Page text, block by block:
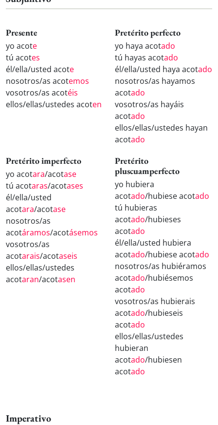
Presente
yo acote
tú acotes
él/ella/usted acote
nosotros/as acotemos
vosotros/as acotéis
ellos/ellas/ustedes acoten
Pretérito perfecto
yo haya acotado
tú hayas acotado
él/ella/usted haya acotado
nosotros/as hayamos
acotado
vosotros/as hayáis
acotado
ellos/ellas/ustedes hayan
acotado
Pretérito imperfecto
yo acotara/acotase
tú acotaras/acotases
él/ella/usted
acotara/acotase
nosotros/as
acotáramos/acotásemos
vosotros/as
acotarais/acotaseis
ellos/ellas/ustedes
acotaran/acotasen
Pretérito
pluscuamperfecto
yo hubiera
acotado/hubiese acotado
tú hubieras
acotado/hubieses
acotado
él/ella/usted hubiera
acotado/hubiese acotado
nosotros/as hubiéramos
acotado/hubiésemos
acotado
vosotros/as hubierais
acotado/hubieseis
acotado
ellos/ellas/ustedes
hubieran
acotado/hubiesen
acotado
Imperativo